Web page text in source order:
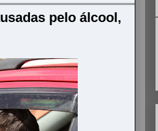
pelo álcool,